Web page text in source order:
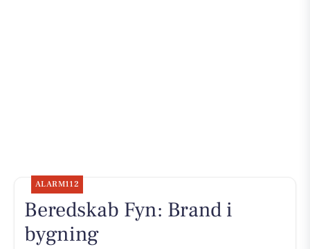
ALARM112
Beredskab Fyn: Brand i
bygning